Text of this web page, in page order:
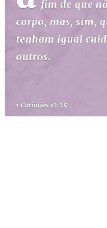
ESTUDOS BÍBLICOS
ESBOÇOS DE PREGAÇÃO
TEMAS
PERGUNTE À BÍBLIA
TERMO BÍBLICO